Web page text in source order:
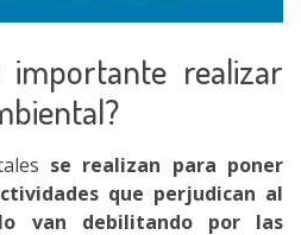
realizar
se realizan para poner
que perjudican al
van debilitando por las